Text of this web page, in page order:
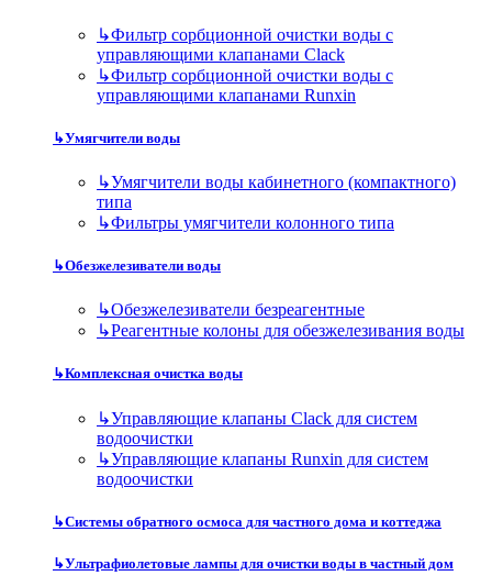
↳Фильтр сорбционной очистки воды с
управляющими клапанами Clack
↳Фильтр сорбционной очистки воды с
управляющими клапанами Runxin
↳Умягчители воды
↳Умягчители воды кабинетного (компактного)
типа
↳Фильтры умягчители колонного типа
↳Обезжелезиватели воды
↳Обезжелезиватели безреагентные
↳Реагентные колоны для обезжелезивания воды
↳Комплексная очистка воды
↳Управляющие клапаны Clack для систем
водоочистки
↳Управляющие клапаны Runxin для систем
водоочистки
↳Системы обратного осмоса для частного дома и коттеджа
↳Ультрафиолетовые лампы для очистки воды в частный дом